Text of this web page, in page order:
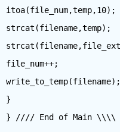
itoa(file_num,temp,10);
strcat(filename,temp);
file_num++;
write_to_temp(filename);
}